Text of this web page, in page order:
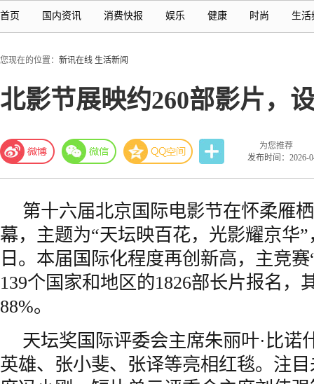
首页 国内资讯 消费快报 娱乐 健康 时尚 生活
您现在的位置： 新讯在线 生活新闻
北影节展映约260部影片，
为您推荐
发布时间：2026-
第十六届北京国际电影节在怀柔雁
幕，主题为“天坛映百花，光影耀京华”
日。本届国际化程度再创新高，主竞
139个国家和地区的1826部长片报名，
88%。
天坛奖国际评委会主席朱丽叶·比诺
英雄、张小斐、张译等亮相红毯。注